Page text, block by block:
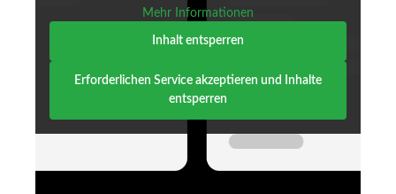
Mehr Informationen
Inhalt entsperren
Erforderlichen Service akzeptieren und Inhalte
entsperren